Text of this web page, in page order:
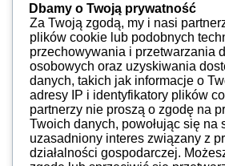
Dbamy o Twoją prywatność
Za Twoją zgodą, my i nasi
plików cookie lub podobnych
przechowywania i przetwarzania
osobowych oraz uzyskiwania
danych, takich jak informacje o
adresy IP i identyfikatory plików
partnerzy nie proszą o zgodę na
Twoich danych, powołując się na
uzasadniony interes związany z
działalności gospodarczej.